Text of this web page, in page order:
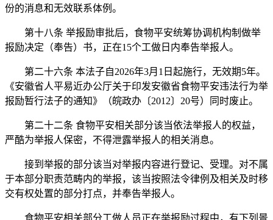
份的消息和无效联系体例。
第十八条 举报励审批后，食物平安统筹协调机构制做举
报励决定（奉告）书，正在15个工做日内奉告举报人。
第二十六条 本法子自2026年3月1日起施行，无效期5年。
《安徽省人平易近办公厅关于印发安徽省食物平安违法行为举
报励暂行法子的通知》（皖政办〔2012〕20号）同时废止。
第二十二条 食物平安相关部分该当依法举报人的权益，
严酷为举报人保密，不得泄露举报人的相关消息。
接到举报的部分该当对举报内容进行登记、受理。对不属
于本部分职责范畴内的举报，该当按照法令律例及相关及时移
交有权处置的部分打点，并奉告举报人。
食物平安相关部分工做人员正在举报励过程中，有下列景